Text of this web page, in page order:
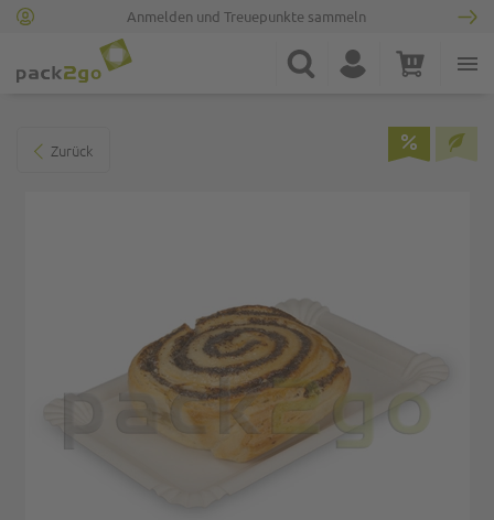
Anmelden und Treuepunkte sammeln
Suche Konto Warenkorb
Zurück